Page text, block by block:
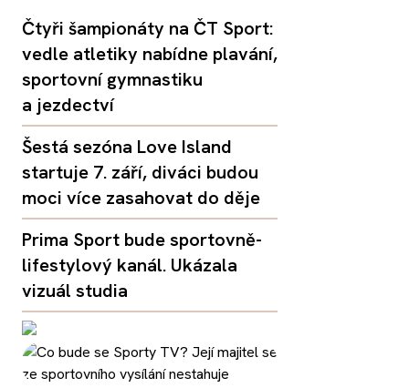
Čtyři šampionáty na ČT Sport:
vedle atletiky nabídne plavání,
sportovní gymnastiku
a jezdectví
Šestá sezóna Love Island
startuje 7. září, diváci budou
moci více zasahovat do děje
Prima Sport bude sportovně-
lifestylový kanál. Ukázala
vizuál studia